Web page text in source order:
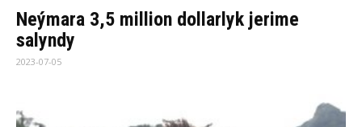
Neýmara 3,5 million dollarlyk jerime
salyndy
2023-07-05